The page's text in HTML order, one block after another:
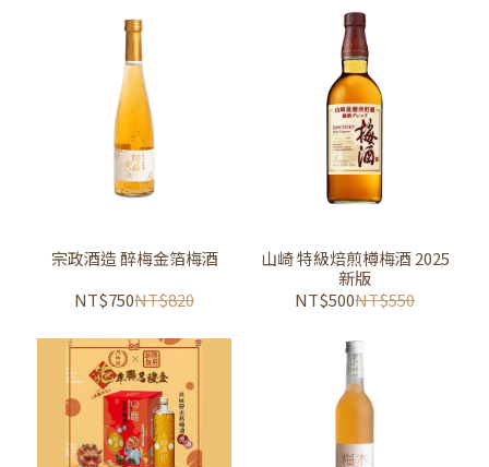
宗政酒造 醉梅金箔梅酒
NT$750NT$820
山崎 特級焙煎樽梅酒 2025
新版
NT$500NT$550